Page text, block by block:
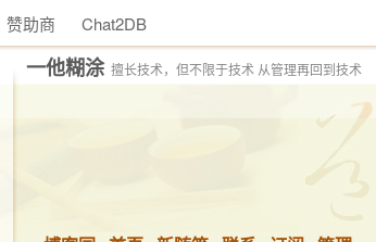
赞助商 Chat2DB
一他糊涂 擅长技术，但不限于技术 从管理再回到技术